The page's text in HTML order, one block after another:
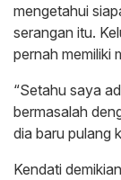
mengetahui
serangan itu.
pernah memiliki
“Setahu saya
bermasalah
dia baru pulang
Kendati